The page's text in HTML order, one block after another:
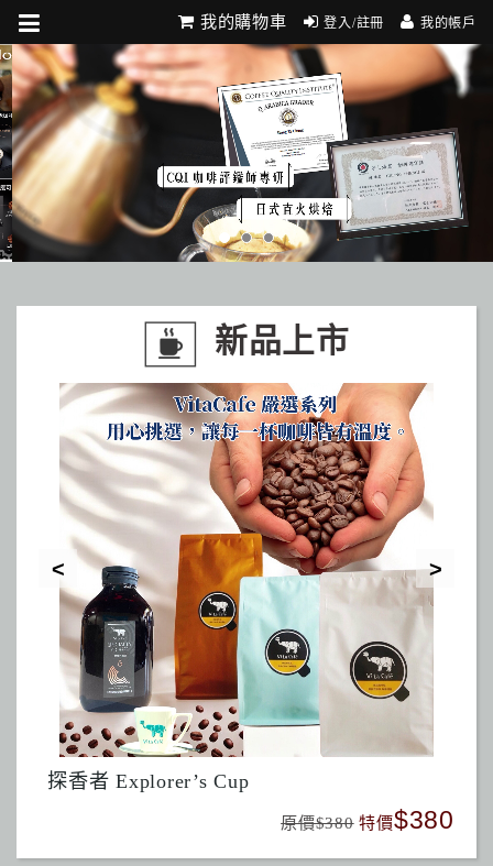
我的購物車 登入/註冊 我的帳戶
新品上市
探香者 Explorer’s Cup
原價$380 特價$380